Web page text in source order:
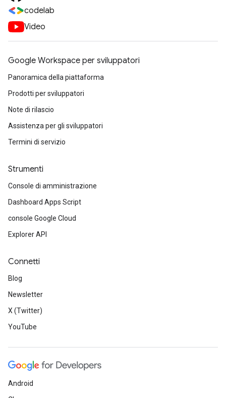
codelab
Video
Google Workspace per sviluppatori
Panoramica della piattaforma
Prodotti per sviluppatori
Note di rilascio
Assistenza per gli sviluppatori
Termini di servizio
Strumenti
Console di amministrazione
Dashboard Apps Script
console Google Cloud
Explorer API
Connetti
Blog
Newsletter
X (Twitter)
YouTube
Android